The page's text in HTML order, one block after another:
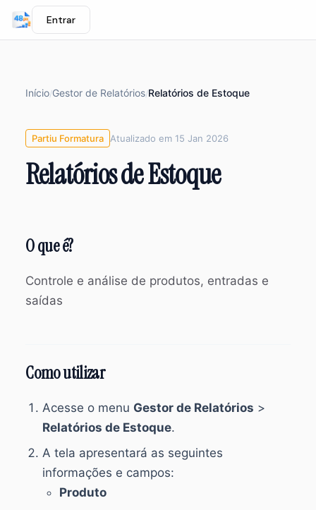
Entrar
Início/Gestor de Relatórios/Relatórios de Estoque
Partiu Formatura Atualizado em 15 Jan 2026
Relatórios de Estoque
O que é?
Controle e análise de produtos, entradas e
saídas
Como utilizar
Acesse o menu Gestor de Relatórios >
Relatórios de Estoque.
A tela apresentará as seguintes
informações e campos:
Produto